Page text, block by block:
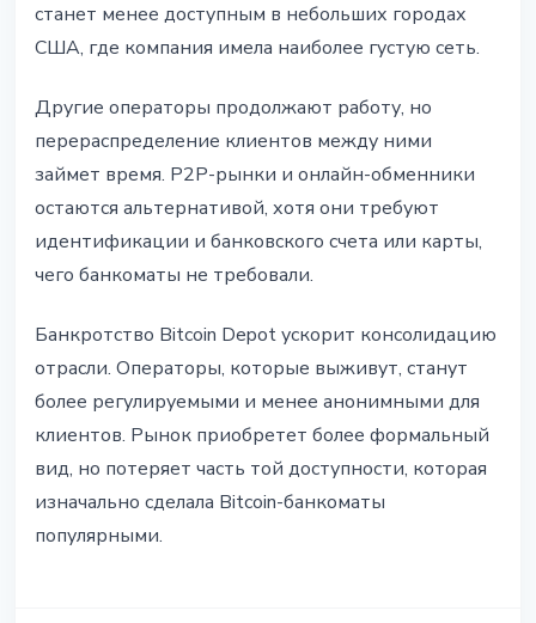
станет менее доступным в небольших городах
США, где компания имела наиболее густую сеть.
Другие операторы продолжают работу, но
перераспределение клиентов между ними
займет время. P2P-рынки и онлайн-обменники
остаются альтернативой, хотя они требуют
идентификации и банковского счета или карты,
чего банкоматы не требовали.
Банкротство Bitcoin Depot ускорит консолидацию
отрасли. Операторы, которые выживут, станут
более регулируемыми и менее анонимными для
клиентов. Рынок приобретет более формальный
вид, но потеряет часть той доступности, которая
изначально сделала Bitcoin-банкоматы
популярными.